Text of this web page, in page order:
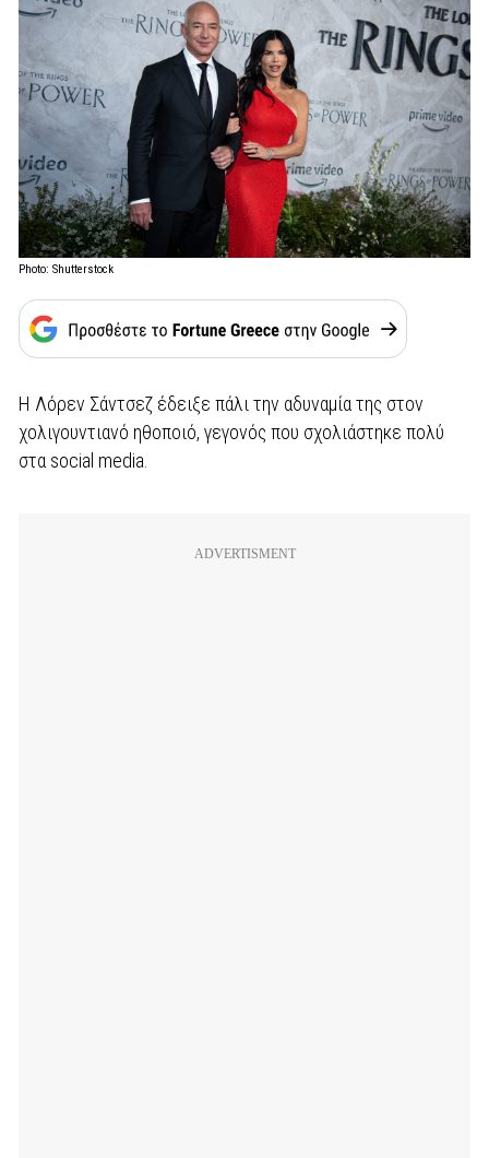
Photo: Shutterstock
Η Λόρεν Σάντσεζ έδειξε πάλι την αδυναμία της στον
χολιγουντιανό ηθοποιό, γεγονός που σχολιάστηκε πολύ
στα social media.